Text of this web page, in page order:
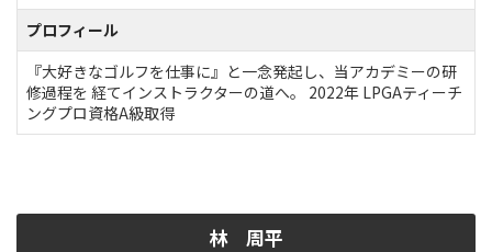
プロフィール
『大好きなゴルフを仕事に』と一念発起し、当アカデミーの研
修過程を 経てインストラクターの道へ。 2022年 LPGAティーチ
ングプロ資格A級取得
林 周平